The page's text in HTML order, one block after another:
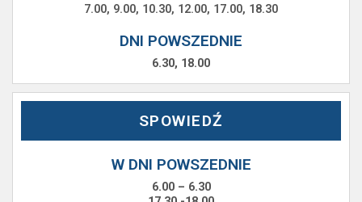
7.00, 9.00, 10.30, 12.00, 17.00, 18.30
DNI POWSZEDNIE
6.30, 18.00
SPOWIEDŹ
W DNI POWSZEDNIE
6.00 – 6.30